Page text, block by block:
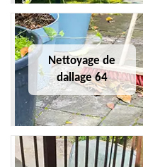
Nettoyage de
dallage 64